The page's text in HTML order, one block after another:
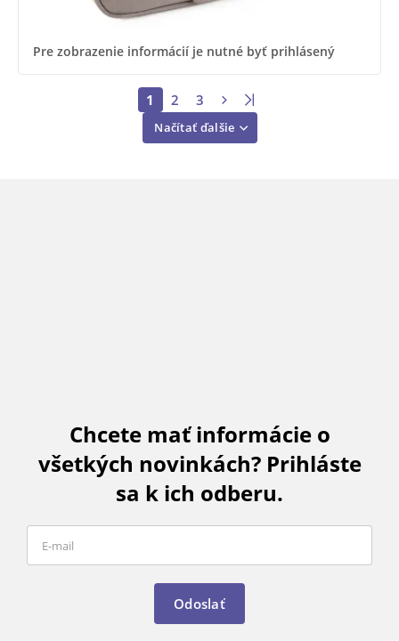
Pre zobrazenie informácií je nutné byť prihlásený
Načítať ďalšie
1 2 3
Chcete mať informácie o
všetkých novinkách? Prihláste
sa k ich odberu.
Odoslať